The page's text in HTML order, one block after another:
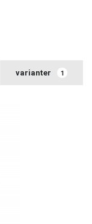
varianter 1